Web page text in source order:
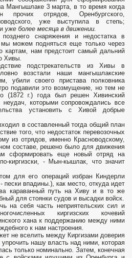
Мангышлаке 3 марта, в то время когда
прочих отрядов, Оренбургского,
уже выступила в степь;
уже более месяца в движении.
снаряжения и недостатка в
мы можем подняться еще только через
картам, нам предстоит самый дальний
Хивы.
подстрекательств из Хивы в
возстали наши мангышлакские
убили своего пристава полковника
подавили это возмущение, но тем не
(1872 г.) года был решен Хивинский
неудач, которыми сопровождались все
установить с Хивой добрые
в составленный тогда общий план
того, что недостаток перевозочных
из отрядов, именно Красноводскому,
составе, решено было для движения
сформировать еще новый отряд на
киргизски, - Мын-кышлак, что значит
для его операций избран Киндерли
пески впадины.), как место, откуда идет
караванный путь на Хиву и в то же
для стоянки судов и высадки войск.
на себя часть неприятельских сил и
киргизских кочевий
хана к поддержанию между ними
к нам настроения.
не вселить между Киргизами доверия
нашу власть над ними, которая
только номинально. Затем, конечная